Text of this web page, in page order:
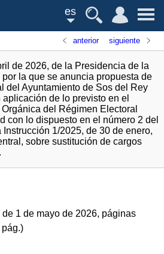
es
anterior siguiente
de 2026, de la Presidencia de la
la que se anuncia propuesta de
del Ayuntamiento de Sos del Rey
de lo previsto en el
del Régimen Electoral
con lo dispuesto en el número 2 del
1/2025, de 30 de enero,
sobre sustitución de cargos
de 1 de mayo de 2026, páginas
pág.)